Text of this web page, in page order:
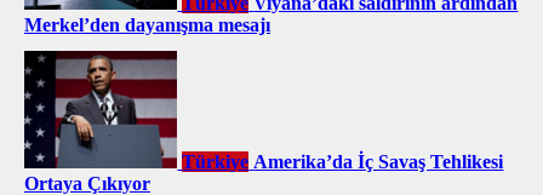
Merkel’den dayanışma mesajı
Türkiye Amerika’da İç Savaş Tehlikesi
Ortaya Çıkıyor